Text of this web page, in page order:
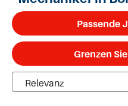
Passende
Grenzen